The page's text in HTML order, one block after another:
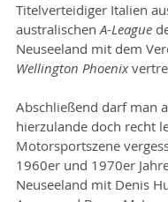
Titelverteidiger Italien
australischen A-League
Neuseeland mit dem
Wellington Phoenix
Abschließend darf man
hierzulande doch recht
Motorsportszene
1960er und 1970er
Neuseeland mit Denis